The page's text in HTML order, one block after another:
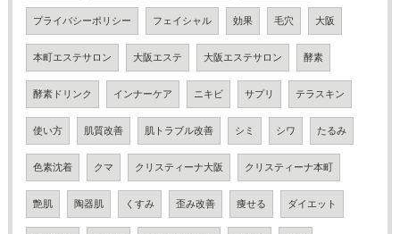
プライバシーポリシー フェイシャル 効果 毛穴 大阪
本町エステサロン 大阪エステ 大阪エステサロン 酵素
酵素ドリンク インナーケア ニキビ サプリ テラスキン
使い方 肌質改善 肌トラブル改善 シミ シワ たるみ
色素沈着 クマ クリスティーナ大阪 クリスティーナ本町
艶肌 陶器肌 くすみ 歪み改善 痩せる ダイエット